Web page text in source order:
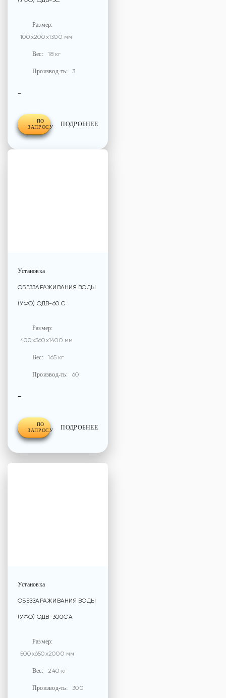
Размер:
100x200x1300 мм
Вес: 18 кг
Производ-ть: 3
-
ПО
ЗАПРОСУ
ПОДРОБНЕЕ
Установка
ОБЕЗЗАРАЖИВАНИЯ ВОДЫ
(УФО) ОДВ-60 С
Размер:
400x560x1400 мм
Вес: 165 кг
Производ-ть: 60
-
ПО
ЗАПРОСУ
ПОДРОБНЕЕ
Установка
ОБЕЗЗАРАЖИВАНИЯ ВОДЫ
(УФО) ОДВ-300СА
Размер:
500x650x2000 мм
Вес: 240 кг
Производ-ть: 300